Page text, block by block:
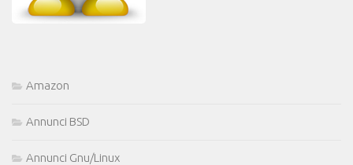
Amazon
Annunci BSD
Annunci Gnu/Linux